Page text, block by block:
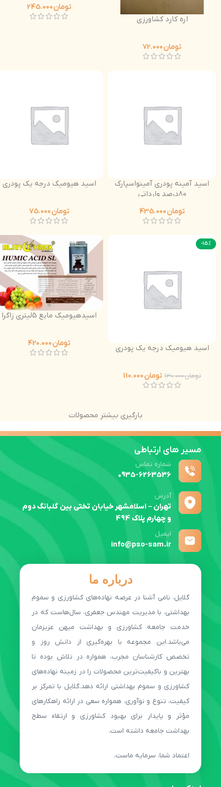
اره کارد کشاورزی
تومان
تومان
اسید آمینه پودری آمینواسپارک
80درصد وارداتی
تومان
اسید هیومیک درجه یک پودری
تومان
-15%
اسید هیومیک درجه یک پودری
تومان130.000 تومان
اسیدهیومیک مایع 5لیتری زاگرا
تومان
بارگیری بیشتر محصولات
درباره ما
گلایل، نامی آشنا در عرصه نهاده‌های کشاورزی و سموم
بهداشتی، با مدیریت مهندس جعفری، سال‌هاست که در
خدمت جامعه کشاورزی و بهداشت میهن عزیزمان
می‌باشد.این مجموعه با بهره‌گیری از دانش روز و
تخصص کارشناسان مجرب، همواره در تلاش بوده تا
بهترین و باکیفیت‌ترین محصولات را در زمینه نهاده‌های
کشاورزی و سموم بهداشتی ارائه دهد.گلایل با تمرکز بر
کیفیت، تنوع و نوآوری، همواره سعی در ارائه راهکارهای
مؤثر و پایدار برای بهبود کشاورزی و ارتقاء سطح
بهداشت جامعه داشته است.
اعتماد شما، سرمایه ماست.
مسیر های ارتباطی
شماره تماس
0935-6263536
آدرس
تهران – اسلامشهر خیابان تختی بین گلبانگ دوم
و چهارم پلاک 494
ایمیل
info@pso-sam.ir